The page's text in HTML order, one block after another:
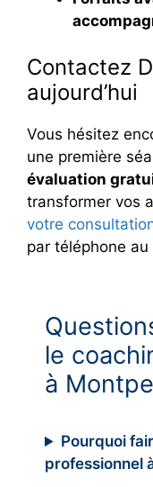
Contactez
aujourd’hui
Vous hésitez
une première
évaluation
transformer vos
votre
par téléphone
le
à
Pourquoi
professionnel